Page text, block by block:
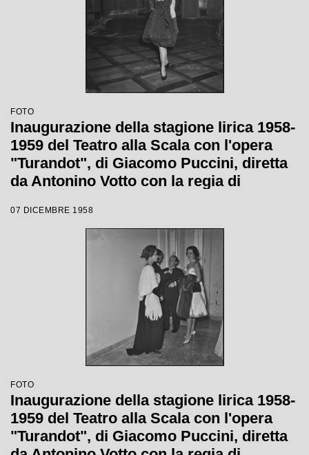
FOTO
Inaugurazione della stagione lirica 1958-
1959 del Teatro alla Scala con l'opera
"Turandot", di Giacomo Puccini, diretta
da Antonino Votto con la regia di
07 DICEMBRE 1958
FOTO
Inaugurazione della stagione lirica 1958-
1959 del Teatro alla Scala con l'opera
"Turandot", di Giacomo Puccini, diretta